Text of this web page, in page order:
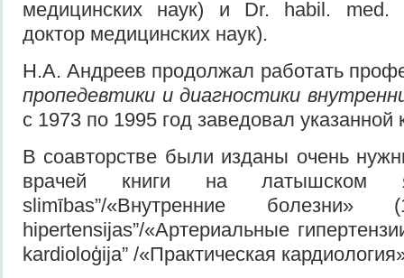
медицинских наук) и Dr. habil. med.
доктор медицинских наук).
Н.А. Андреев продолжал работать
пропедевтики и диагностики
с 1973 по 1995 год заведовал
В соавторстве были изданы очень
врачей книги на латышском
slimības”/«Внутренние болезни»
hipertensijas”/«Артериальные
kardioloģija” /«Практическая